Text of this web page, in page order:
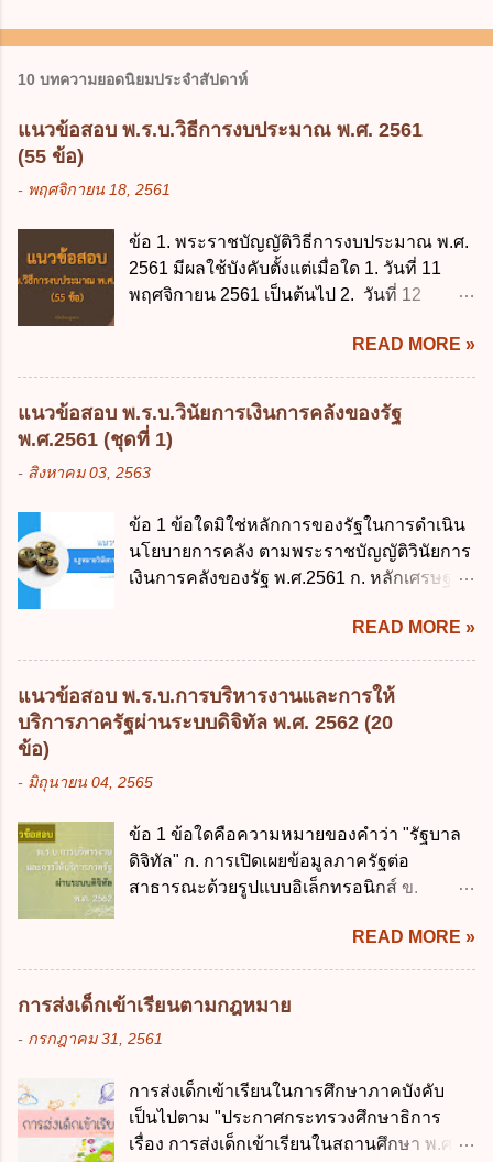
10 บทความยอดนิยมประจำสัปดาห์
แนวข้อสอบ พ.ร.บ.วิธีการงบประมาณ พ.ศ. 2561
(55 ข้อ)
- พฤศจิกายน 18, 2561
ข้อ 1. พระราชบัญญัติวิธีการงบประมาณ พ.ศ.
2561 มีผลใช้บังคับตั้งแต่เมื่อใด 1. วันที่ 11
พฤศจิกายน 2561 เป็นต้นไป 2. วันที่ 12
พฤศจิกายน 2561 เป็นต้นไป 4. วันที่ 14
พฤศจิกายน 2561 เป็นต้นไป ข้อ 2. พระราช
บัญญัติวิธีการงบประมาณ พ.ศ. 2561 ไม่ได้
ยกเลิกกฎหมายฉบับใด 1. พระราชบัญญัติวิธี
การงบประมาณ พ.ศ. 2502 2. พระราชบัญญัติ
วิธีการงบประมาณ (ฉบับที่ 3) พ.ศ. 2511 3.
พ.ศ. 2544 4. ประกาศของคณะปฏิวัติ ฉบับที่
203 ลงวันที่ 31 สิงหาคม 2515 ข้อ 3. ข้อใดไม่
ถูกต้อง 1. นายกรัฐมนตรีมีอำนาจออกกฎเพื่อ
ประมาณ พ.ศ. 2561 2. นายกรัฐมนตรีเป็นผู้
รักษาการตามพระราช บัญญัติวิธีการงบ
ประมาณ พ.ศ. 2561 3. รัฐมนตรีว่าการ
กระทรวงการคลัง เป็นผู้รักษาการตามพระ
โปร่งใสและตรวจสอบได้ ข้อ 4. พระราช
บัญญัติวิธีการงบประมาณ พ.ศ. 2561 บัญญัติ
ให้การบริหา...
READ MORE »
แนวข้อสอบ พ.ร.บ.วินัยการเงินการคลังของรัฐ
พ.ศ.2561 (ชุดที่ 1)
- สิงหาคม 03, 2563
ข้อ 1 ข้อใดมิใช่หลักการของรัฐในการดำเนิน
นโยบายการคลัง ตามพระราชบัญญัติวินัยการ
เงินการคลังของรัฐ พ.ศ.2561 ก. หลักเศรษฐกิจ
เศรษฐกิจ ค. หลักการพัฒนาทางเศรษฐกิจ
อย่างยั่งยืน ง. หลักความเป็นธรรมในสังคม ข้อ
2 สัดส่วนหนี้สาธารณะต่อผลิตภัณฑ์มวลรวม
ในประเทศเพื่อใช้เป็นกรอบในการบริหารหนี้
สาธารณะเป็นไปตามข้อใด ก. ไม่เกินร้อยละ 5
เกินร้อยละ 60 ข้อ 3 กฎหมายว่าด้วยวินัยการ
กฎหมายที่ให้จัดเก็บภาษีอากรหรือค่า
ธรรมเนียมเพิ่มขึ้นจากที่กำหนดไว้ในกฎหมาย
เพื่อการนำไปใช้จ่ายตามวัตถุประสงค์หรือเพื่อ
ข้อใด ก. เป็นไปตามความต้องการของชุมชน
ข. เพื่อป็นรายได้ขององค์กรปกครองส่วนท้อง
ถิ่น ค. มีเหตุจำเป็นหรือเหตุฉุกเฉินที่มิอาจหลีก
ปานกลางที่คณะรัฐมนตรีเห็นชอบแล้วไปใช้
ประกอบการพิจารณาในเรื่องต่อไปนี้ ยกเว้น
ข้อใด ก. การจัดเก็บหรือหารายได้ ข. การ
READ MORE »
แนวข้อสอบ พ.ร.บ.การบริหารงานและการให้
บริการภาครัฐผ่านระบบดิจิทัล พ.ศ. 2562 (20
ข้อ)
- มิถุนายน 04, 2565
ข้อ 1 ข้อใดคือความหมายของคำว่า "รัฐบาล
ดิจิทัล" ก. การเปิดเผยข้อมูลภาครัฐต่อ
สาธารณะด้วยรูปแบบอิเล็กทรอนิกส์ ข.
การบริหารงาน การให้บริการ การบูรณาการ
ข้อมูลภาครัฐ ค. วิธีการนำสัญลักษณ์ศูนย์และ
หนึ่ง เพื่อใช้สร้างระบบต่าง ๆ ง. สำนักงาน
พัฒนารัฐบาลดิจิทัล (องค์การมหาชน) ข้อ 2
การบริหารงานภาครัฐและการจัดทำบริการ
ดังต่อไปนี้ ยกเว้น ข้อใด ก. ให้มีการใช้ระบบ
ดิจิทัลอย่างคุ้มค่าและเต็มศักยภาพ ข. พัฒนา
โครงสร้างพื้นฐานด้านดิจิทัลที่จำเป็นให้เป็นไป
READ MORE »
การส่งเด็กเข้าเรียนตามกฎหมาย
- กรกฎาคม 31, 2561
การส่งเด็กเข้าเรียนในการศึกษาภาคบังคับ
เป็นไปตาม "ประกาศกระทรวงศึกษาธิการ
เรื่อง การส่งเด็กเข้าเรียนในสถานศึกษา พ.ศ.